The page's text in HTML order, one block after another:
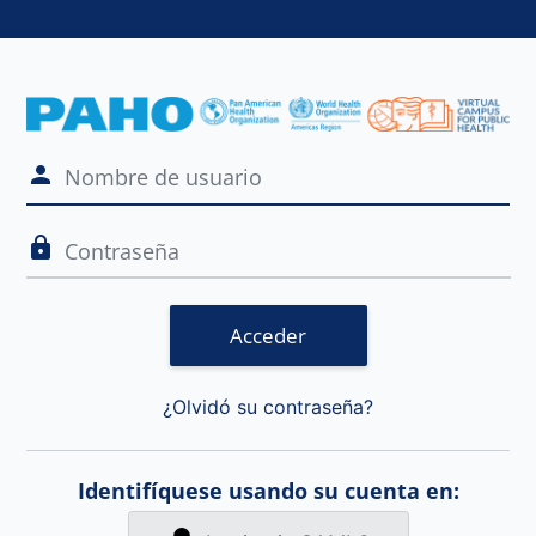
Entrar a Aula
Acceder
¿Olvidó su contraseña?
Identifíquese usando su cuenta en: